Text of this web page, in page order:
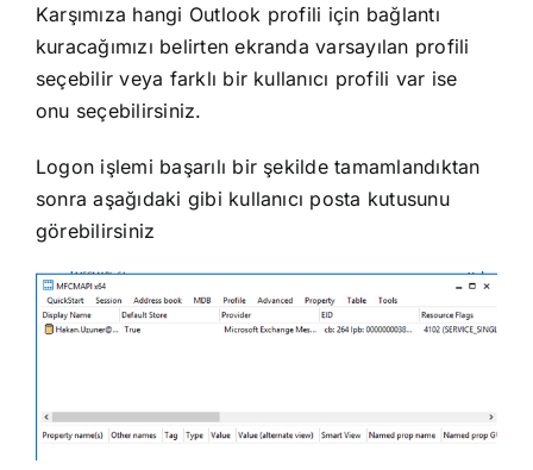
Karşımıza hangi Outlook profili için bağlantı
kuracağımızı belirten ekranda varsayılan profili
seçebilir veya farklı bir kullanıcı profili var ise
onu seçebilirsiniz.
Logon işlemi başarılı bir şekilde tamamlandıktan
sonra aşağıdaki gibi kullanıcı posta kutusunu
görebilirsiniz